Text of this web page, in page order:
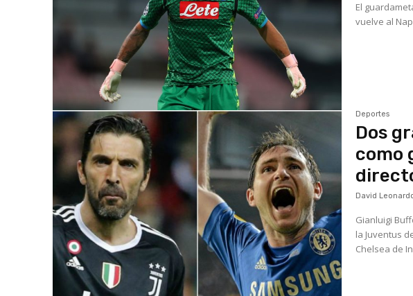
El
vuelve al
Deportes
Dos
como
David
Gianluigi
la Juventus
Chelsea de